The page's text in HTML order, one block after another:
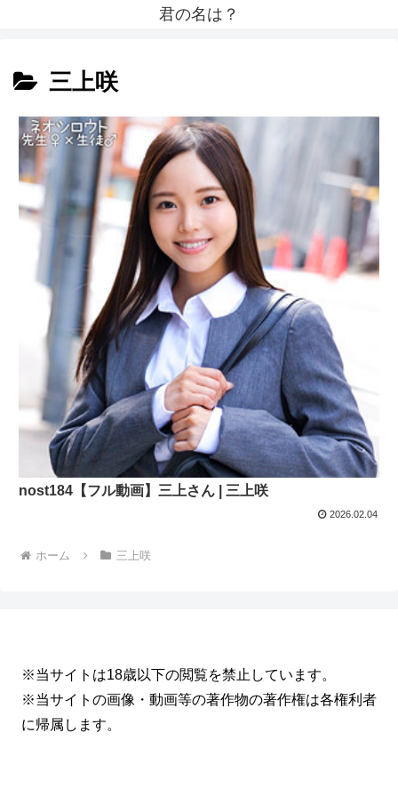
君の名は？
三上咲
nost184【フル動画】三上さん | 三上咲
2026.02.04
ホーム 三上咲
※当サイトは18歳以下の閲覧を禁止しています。
※当サイトの画像・動画等の著作物の著作権は各権利者
に帰属します。